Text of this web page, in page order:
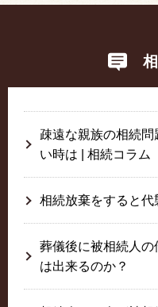
疎遠な親族の相続
い時は | 相続コラム
相続放棄をすると
葬儀後に被相続人
は出来るのか？